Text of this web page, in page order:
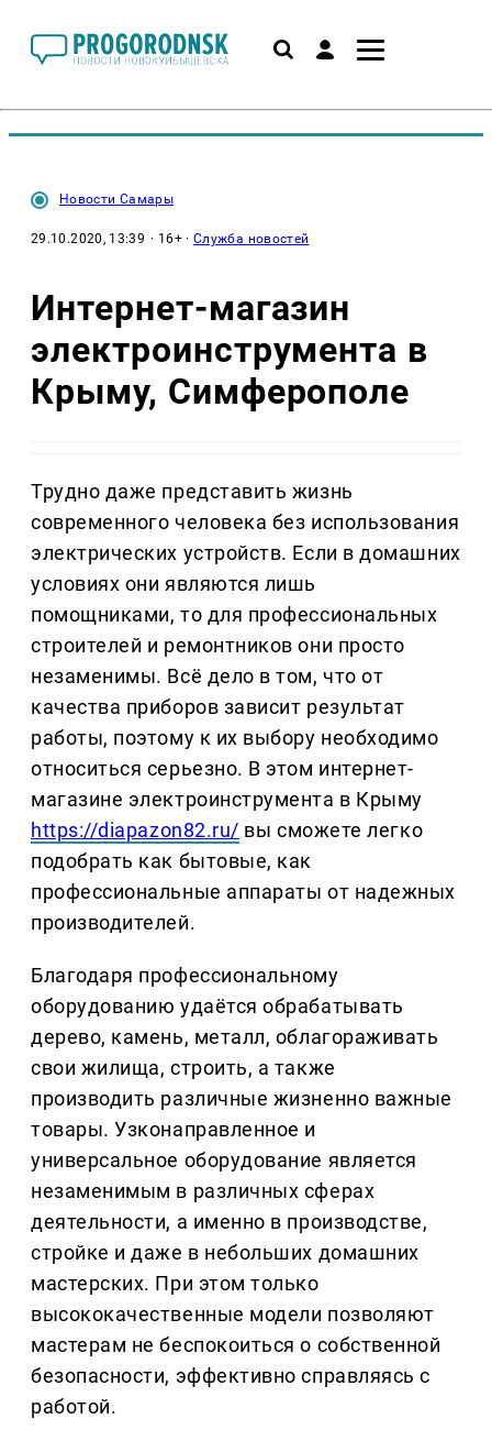
Новости Самары
29.10.2020, 13:39 · 16+ ·Служба новостей
Интернет-магазин
электроинструмента в
Крыму, Симферополе
Трудно даже представить жизнь
современного человека без использования
электрических устройств. Если в домашних
условиях они являются лишь
помощниками, то для профессиональных
строителей и ремонтников они просто
незаменимы. Всё дело в том, что от
качества приборов зависит результат
работы, поэтому к их выбору необходимо
относиться серьезно. В этом интернет-
магазине электроинструмента в Крыму
https://diapazon82.ru/ вы сможете легко
подобрать как бытовые, как
профессиональные аппараты от надежных
производителей.
Благодаря профессиональному
оборудованию удаётся обрабатывать
дерево, камень, металл, облагораживать
свои жилища, строить, а также
производить различные жизненно важные
товары. Узконаправленное и
универсальное оборудование является
незаменимым в различных сферах
деятельности, а именно в производстве,
стройке и даже в небольших домашних
мастерских. При этом только
высококачественные модели позволяют
мастерам не беспокоиться о собственной
безопасности, эффективно справляясь с
работой.